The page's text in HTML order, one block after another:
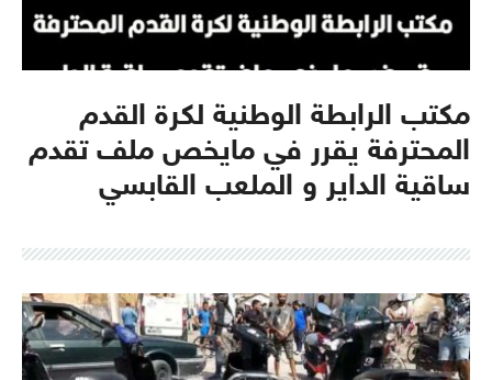
مكتب الرابطة الوطنية لكرة القدم
المحترفة يقرر في مايخص ملف تقدم
ساقية الداير و الملعب القابسي